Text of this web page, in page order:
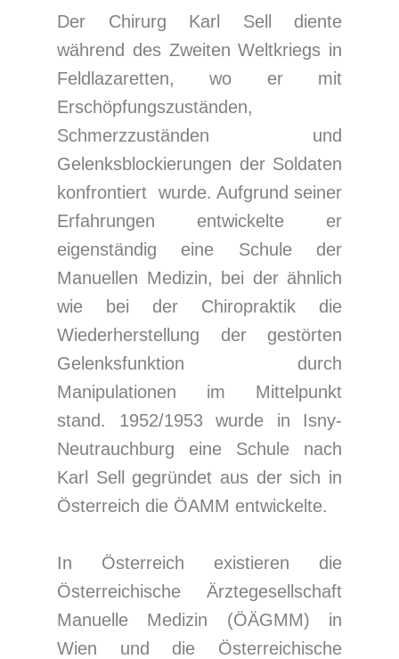
Der Chirurg Karl Sell diente
während des Zweiten Weltkriegs in
Feldlazaretten, wo er mit
Erschöpfungszuständen,
Schmerzzuständen und
Gelenksblockierungen der Soldaten
konfrontiert wurde. Aufgrund seiner
Erfahrungen entwickelte er
eigenständig eine Schule der
Manuellen Medizin, bei der ähnlich
wie bei der Chiropraktik die
Wiederherstellung der gestörten
Gelenksfunktion durch
Manipulationen im Mittelpunkt
stand. 1952/1953 wurde in Isny-
Neutrauchburg eine Schule nach
Karl Sell gegründet aus der sich in
Österreich die ÖAMM entwickelte.
In Österreich existieren die
Österreichische Ärztegesellschaft
Manuelle Medizin (ÖÄGMM) in
Wien und die Österreichische